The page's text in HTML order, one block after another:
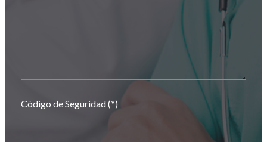
Código de Seguridad (*)